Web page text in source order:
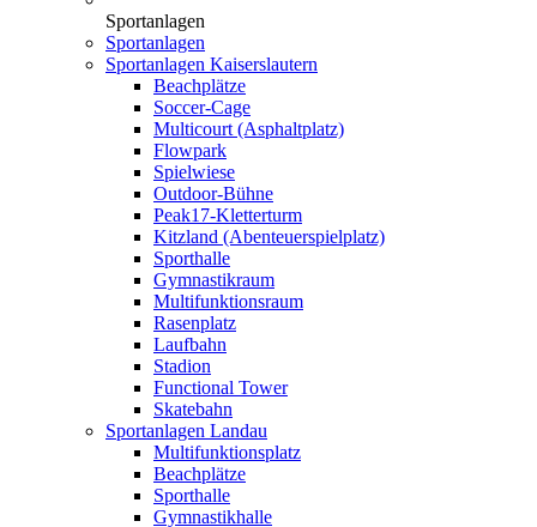
Sportanlagen
Sportanlagen
Sportanlagen Kaiserslautern
Beachplätze
Soccer-Cage
Multicourt (Asphaltplatz)
Flowpark
Spielwiese
Outdoor-Bühne
Peak17-Kletterturm
Kitzland (Abenteuerspielplatz)
Sporthalle
Gymnastikraum
Multifunktionsraum
Rasenplatz
Laufbahn
Stadion
Functional Tower
Skatebahn
Sportanlagen Landau
Multifunktionsplatz
Beachplätze
Sporthalle
Gymnastikhalle